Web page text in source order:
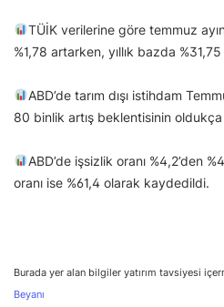
TÜİK verilerine göre temmuz
%1,78 artarken, yıllık bazda
ABD’de tarım dışı istihdam
80 binlik artış beklentisinin oldukça
ABD’de işsizlik oranı %4,2’den
oranı ise %61,4 olarak kaydedildi.
Burada yer alan bilgiler yatırım tavsiyesi
Beyanı